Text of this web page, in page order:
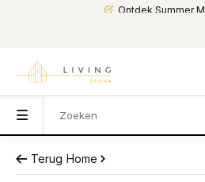
Ontdek Summer
Terug Home